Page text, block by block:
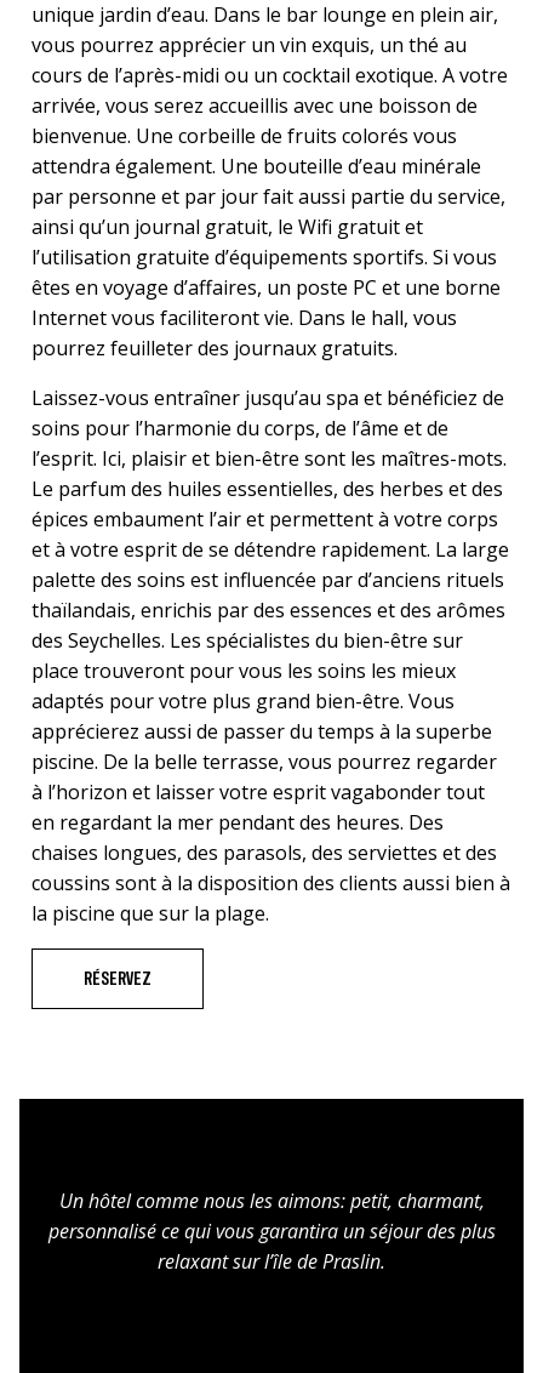
unique jardin d’eau. Dans le bar lounge en plein air,
vous pourrez apprécier un vin exquis, un thé au
cours de l’après-midi ou un cocktail exotique. A votre
arrivée, vous serez accueillis avec une boisson de
bienvenue. Une corbeille de fruits colorés vous
attendra également. Une bouteille d’eau minérale
par personne et par jour fait aussi partie du service,
ainsi qu’un journal gratuit, le Wifi gratuit et
l’utilisation gratuite d’équipements sportifs. Si vous
êtes en voyage d’affaires, un poste PC et une borne
Internet vous faciliteront vie. Dans le hall, vous
pourrez feuilleter des journaux gratuits.
Laissez-vous entraîner jusqu’au spa et bénéficiez de
soins pour l’harmonie du corps, de l’âme et de
l’esprit. Ici, plaisir et bien-être sont les maîtres-mots.
Le parfum des huiles essentielles, des herbes et des
épices embaument l’air et permettent à votre corps
et à votre esprit de se détendre rapidement. La large
palette des soins est influencée par d’anciens rituels
thaïlandais, enrichis par des essences et des arômes
des Seychelles. Les spécialistes du bien-être sur
place trouveront pour vous les soins les mieux
adaptés pour votre plus grand bien-être. Vous
apprécierez aussi de passer du temps à la superbe
piscine. De la belle terrasse, vous pourrez regarder
à l’horizon et laisser votre esprit vagabonder tout
en regardant la mer pendant des heures. Des
chaises longues, des parasols, des serviettes et des
coussins sont à la disposition des clients aussi bien à
la piscine que sur la plage.
RÉSERVEZ
Un hôtel comme nous les aimons: petit, charmant,
personnalisé ce qui vous garantira un séjour des plus
relaxant sur l’île de Praslin.